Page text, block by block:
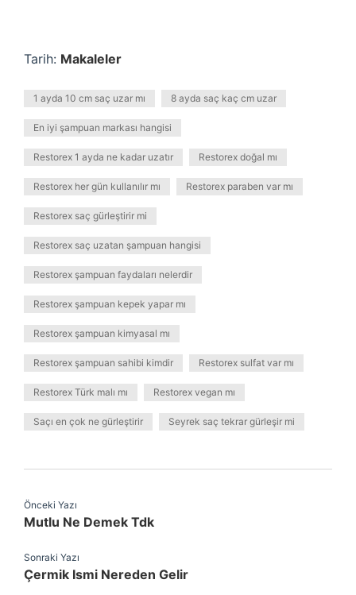
Tarih: Makaleler
1 ayda 10 cm saç uzar mı 8 ayda saç kaç cm uzar
En iyi şampuan markası hangisi
Restorex 1 ayda ne kadar uzatır Restorex doğal mı
Restorex her gün kullanılır mı Restorex paraben var mı
Restorex saç gürleştirir mi
Restorex saç uzatan şampuan hangisi
Restorex şampuan faydaları nelerdir
Restorex şampuan kepek yapar mı
Restorex şampuan kimyasal mı
Restorex şampuan sahibi kimdir Restorex sulfat var mı
Restorex Türk malı mı Restorex vegan mı
Saçı en çok ne gürleştirir Seyrek saç tekrar gürleşir mi
Önceki Yazı
Mutlu Ne Demek Tdk
Sonraki Yazı
Çermik Ismi Nereden Gelir